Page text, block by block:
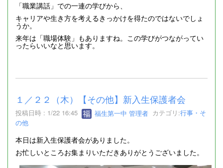
「職業講話」での一連の学びから、
キャリアや生き方を考えるきっかけを得たのではないでしょ
うか。
来年は「職場体験」もありますね。この学びがつながってい
ったらいいなと思います。
１／２２（木）【その他】新入生保護者会
投稿日時 : 1/22 16:45 福生第一中 管理者 カテゴリ:行事・そ
の他
本日は新入生保護者会がありました。
お忙しいところお集まりいただきありがとうございました。